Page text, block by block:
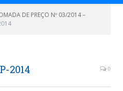
DE PREÇO Nº 03/2014 –
2014 0